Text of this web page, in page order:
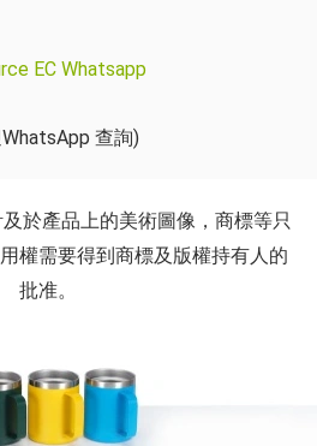
查詢)
於產品上的美術圖像，商標等只
權需要得到商標及版權持有人的
批准。